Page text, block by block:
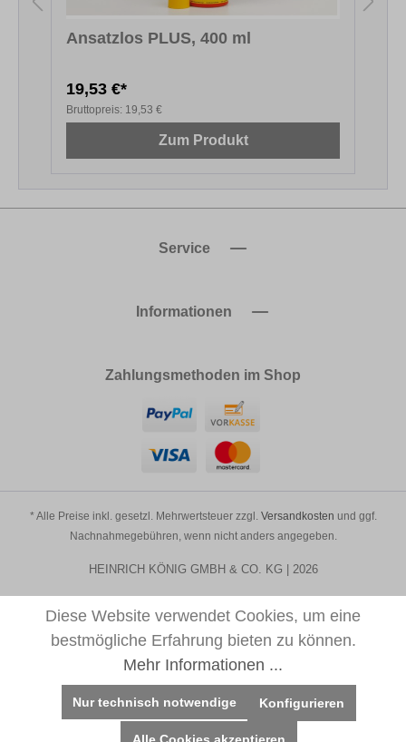
Ansatzlos PLUS, 400 ml
19,53 €*
Bruttopreis: 19,53 €
Zum Produkt
Service
Informationen
Zahlungsmethoden im Shop
* Alle Preise inkl. gesetzl. Mehrwertsteuer zzgl. Versandkosten und ggf.
Nachnahmegebühren, wenn nicht anders angegeben.
HEINRICH KÖNIG GMBH & CO. KG | 2026
Diese Website verwendet Cookies, um eine
bestmögliche Erfahrung bieten zu können.
Mehr Informationen ...
Nur technisch notwendige Konfigurieren